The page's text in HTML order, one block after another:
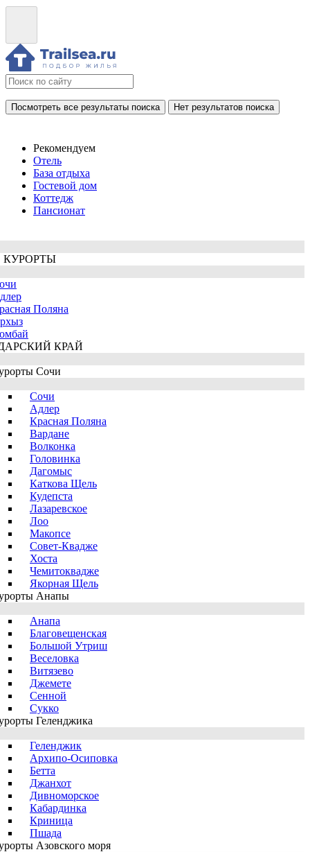
Посмотреть все результаты поиска Нет результатов поиска
Рекомендуем
Отель
База отдыха
Гостевой дом
Коттедж
Пансионат
КУРОРТЫ
Поляна
КРАЙ
Сочи
Сочи
Адлер
Красная Поляна
Вардане
Волконка
Головинка
Дагомыс
Каткова Щель
Кудепста
Лазаревское
Лоо
Макопсе
Совет-Квадже
Хоста
Чемитоквадже
Якорная Щель
Анапы
Анапа
Благовещенская
Большой Утриш
Веселовка
Витязево
Джемете
Сенной
Сукко
Геленджика
Геленджик
Архипо-Осиповка
Бетта
Джанхот
Дивноморское
Кабардинка
Криница
Пшада
Азовского моря